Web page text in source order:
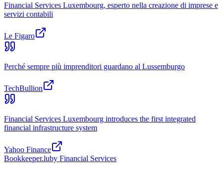
Financial Services Luxembourg, esperto nella creazione di imprese e
servizi contabili
Le Figaro
Perché sempre più imprenditori guardano al Lussemburgo
TechBullion
Financial Services Luxembourg introduces the first integrated
financial infrastructure system
Yahoo Finance
Bookkeeper.luby Financial Services